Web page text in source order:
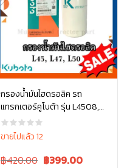
กรองน้ำมันไฮดรอลิค รถ
แทรกเตอร์คูโบต้า รุ่น L4508,
L4708, L5018 , W9501-45101
ขายไปแล้ว 12
Original
฿420.00 Current
฿399.00
หยิบใส่ตะกร้า